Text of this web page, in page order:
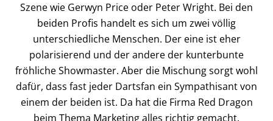
Szene wie Gerwyn Price oder Peter Wright. Bei den
beiden Profis handelt es sich um zwei völlig
unterschiedliche Menschen. Der eine ist eher
polarisierend und der andere der kunterbunte
fröhliche Showmaster. Aber die Mischung sorgt wohl
dafür, dass fast jeder Dartsfan ein Sympathisant von
einem der beiden ist. Da hat die Firma Red Dragon
beim Thema Marketing alles richtig gemacht.